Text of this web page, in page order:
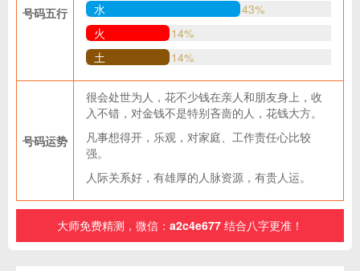
号码五行
水
43%
火
14%
土
14%
号码运势
很会处世为人，花不少钱在亲人和朋友身上，收
入不错，对金钱不是特别吝啬的人，花钱大方。
凡事想得开，乐观，对家庭、工作责任心比较
强。
人际关系好，有雄厚的人脉资源，有贵人运。
大师免费精测，微信： a2c4e677 结合八字更准！